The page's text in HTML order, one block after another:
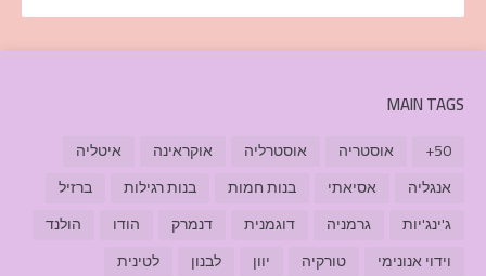
MAIN TAGS
50+ אוסטריה אוסטרליה אוקראינה
איטליה
אנגליה
אסיאתי בנות חמות בנות רגילות
ברזיל
ג'ינג'יות
גרמניה דוגמנית דנמרק הודו
הולנד
וידוי אנונימי
טורקיה יוון לבנון
לטינית